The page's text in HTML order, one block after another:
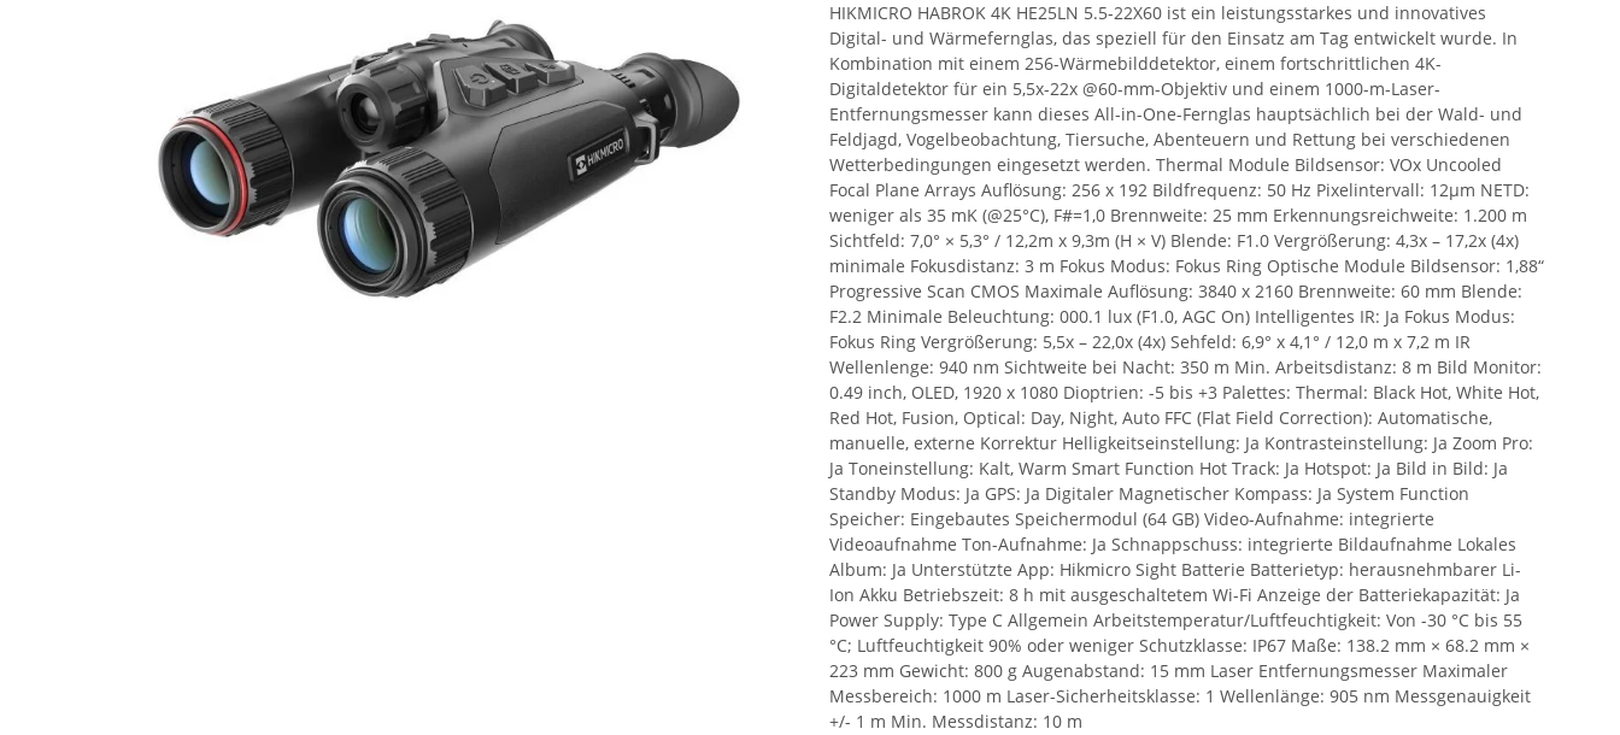
HIKMICRO HABROK 4K HE25LN 5.5-22X60 ist ein leistungsstarkes und innovatives
Digital- und Wärmefernglas, das speziell für den Einsatz am Tag entwickelt wurde. In
Kombination mit einem 256-Wärmebilddetektor, einem fortschrittlichen 4K-
Digitaldetektor für ein 5,5x-22x @60-mm-Objektiv und einem 1000-m-Laser-
Entfernungsmesser kann dieses All-in-One-Fernglas hauptsächlich bei der Wald- und
Feldjagd, Vogelbeobachtung, Tiersuche, Abenteuern und Rettung bei verschiedenen
Wetterbedingungen eingesetzt werden. Thermal Module Bildsensor: VOx Uncooled
Focal Plane Arrays Auflösung: 256 x 192 Bildfrequenz: 50 Hz Pixelintervall: 12µm NETD:
weniger als 35 mK (@25°C), F#=1,0 Brennweite: 25 mm Erkennungsreichweite: 1.200 m
Sichtfeld: 7,0° × 5,3° / 12,2m x 9,3m (H × V) Blende: F1.0 Vergrößerung: 4,3x – 17,2x (4x)
minimale Fokusdistanz: 3 m Fokus Modus: Fokus Ring Optische Module Bildsensor: 1,88“
Progressive Scan CMOS Maximale Auflösung: 3840 x 2160 Brennweite: 60 mm Blende:
F2.2 Minimale Beleuchtung: 000.1 lux (F1.0, AGC On) Intelligentes IR: Ja Fokus Modus:
Fokus Ring Vergrößerung: 5,5x – 22,0x (4x) Sehfeld: 6,9° x 4,1° / 12,0 m x 7,2 m IR
Wellenlenge: 940 nm Sichtweite bei Nacht: 350 m Min. Arbeitsdistanz: 8 m Bild Monitor:
0.49 inch, OLED, 1920 x 1080 Dioptrien: -5 bis +3 Palettes: Thermal: Black Hot, White Hot,
Red Hot, Fusion, Optical: Day, Night, Auto FFC (Flat Field Correction): Automatische,
manuelle, externe Korrektur Helligkeitseinstellung: Ja Kontrasteinstellung: Ja Zoom Pro:
Ja Toneinstellung: Kalt, Warm Smart Function Hot Track: Ja Hotspot: Ja Bild in Bild: Ja
Standby Modus: Ja GPS: Ja Digitaler Magnetischer Kompass: Ja System Function
Speicher: Eingebautes Speichermodul (64 GB) Video-Aufnahme: integrierte
Videoaufnahme Ton-Aufnahme: Ja Schnappschuss: integrierte Bildaufnahme Lokales
Album: Ja Unterstützte App: Hikmicro Sight Batterie Batterietyp: herausnehmbarer Li-
Ion Akku Betriebszeit: 8 h mit ausgeschaltetem Wi-Fi Anzeige der Batteriekapazität: Ja
Power Supply: Type C Allgemein Arbeitstemperatur/Luftfeuchtigkeit: Von -30 °C bis 55
°C; Luftfeuchtigkeit 90% oder weniger Schutzklasse: IP67 Maße: 138.2 mm × 68.2 mm ×
223 mm Gewicht: 800 g Augenabstand: 15 mm Laser Entfernungsmesser Maximaler
Messbereich: 1000 m Laser-Sicherheitsklasse: 1 Wellenlänge: 905 nm Messgenauigkeit
+/- 1 m Min. Messdistanz: 10 m